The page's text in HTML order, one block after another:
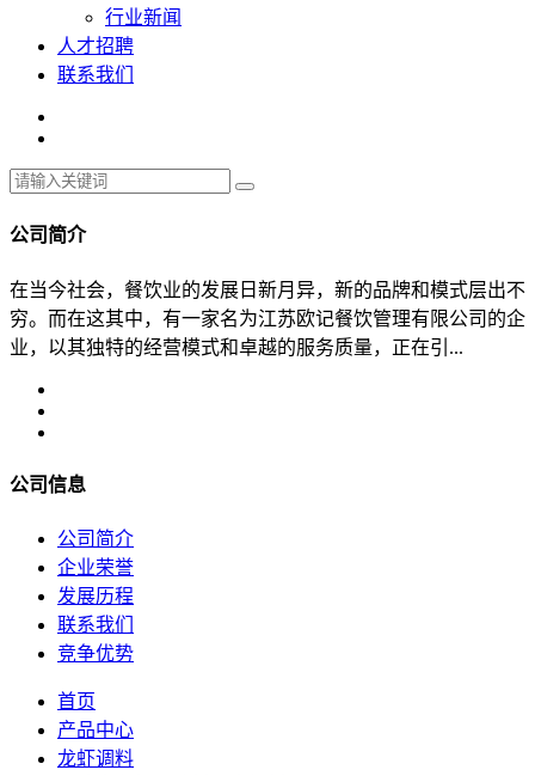
行业新闻
人才招聘
联系我们
公司简介
在当今社会，餐饮业的发展日新月异，新的品牌和模式层出不
穷。而在这其中，有一家名为江苏欧记餐饮管理有限公司的企
业，以其独特的经营模式和卓越的服务质量，正在引...
公司信息
公司简介
企业荣誉
发展历程
联系我们
竞争优势
首页
产品中心
龙虾调料